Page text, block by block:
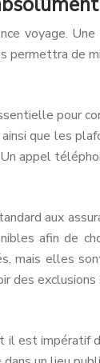
voyage.
de
pour
que les
appel
aux
afin de
elles
est